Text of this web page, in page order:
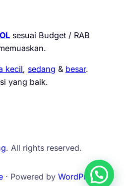
sesuai Budget / RAB
kecil, sedang & besar.
yang baik.
. All rights reserved.
⋅ Powered by WordPress